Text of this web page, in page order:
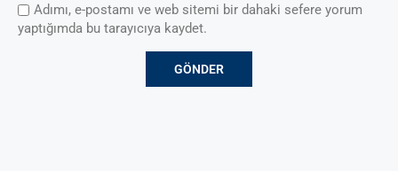
Adımı, e-postamı ve web sitemi bir dahaki sefere yorum
yaptığımda bu tarayıcıya kaydet.